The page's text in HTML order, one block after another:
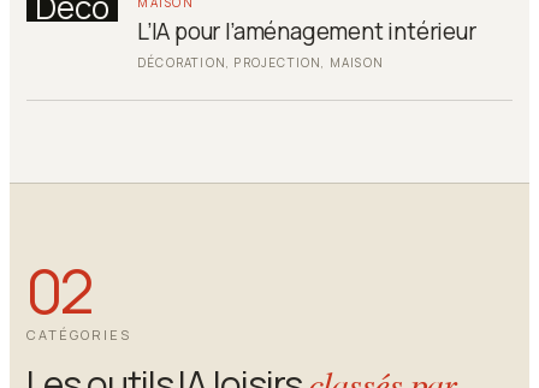
L’IA pour l’aménagement intérieur
DÉCORATION, PROJECTION, MAISON
02
CATÉGORIES